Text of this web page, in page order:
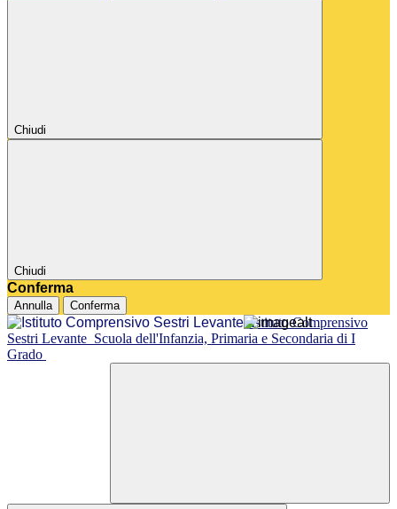
Chiudi
Chiudi
Conferma
Annulla Conferma
Istituto Comprensivo
Sestri Levante Scuola dell'Infanzia, Primaria e Secondaria di I
Grado